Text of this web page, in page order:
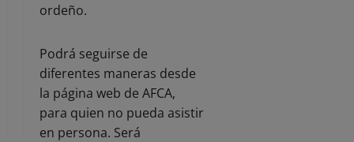
ordeño.
Podrá seguirse de
diferentes maneras desde
la página web de AFCA,
para quien no pueda asistir
en persona. Será